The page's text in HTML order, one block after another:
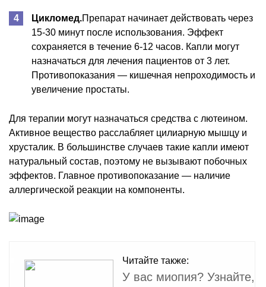
Цикломед.Препарат начинает действовать через
15-30 минут после использования. Эффект
сохраняется в течение 6-12 часов. Капли могут
назначаться для лечения пациентов от 3 лет.
Противопоказания — кишечная непроходимость и
увеличение простаты.
Для терапии могут назначаться средства с лютеином.
Активное вещество расслабляет цилиарную мышцу и
хрусталик. В большинстве случаев такие капли имеют
натуральный состав, поэтому не вызывают побочных
эффектов. Главное противопоказание — наличие
аллергической реакции на компоненты.
Читайте также:
У вас миопия? Узнайте,